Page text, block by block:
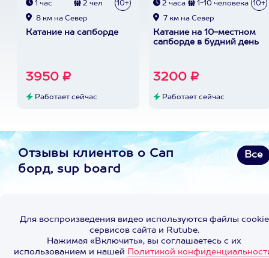
1 час 2 чел 10+
8 км на Север
Катание на сапборде
3950 ₽
Работает сейчас
2 часа 1-10 человека 10+
7 км на Север
Катание на 10-местном
сапборде в будний день
3200 ₽
Работает сейчас
Отзывы клиентов о Сап
борд, sup board
Все
Для воспроизведения видео используются файлы cookie
сервисов сайта и Rutube.
Нажимая «Включить», вы соглашаетесь с их
использованием и нашей Политикой